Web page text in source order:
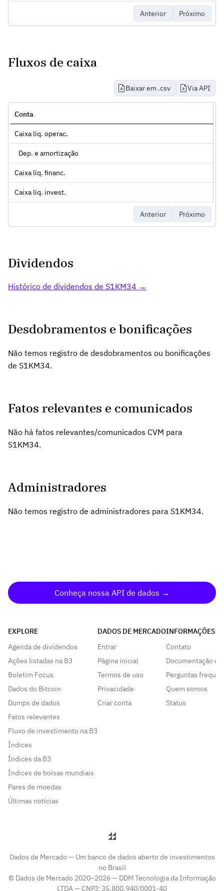
Anterior Próximo
Fluxos de caixa
Baixar em .csv Via API
Conta
Caixa líq. operac.
Dep. e amortização
Caixa líq. financ.
Caixa líq. invest.
Anterior Próximo
Dividendos
Histórico de dividendos de S1KM34 →
Desdobramentos e bonificações
Não temos registro de desdobramentos ou bonificações
de S1KM34.
Fatos relevantes e comunicados
Não há fatos relevantes/comunicados CVM para
S1KM34.
Administradores
Não temos registro de administradores para S1KM34.
Conheça nossa API de dados →
EXPLORE
Agenda de dividendos
Ações listadas na B3
Boletim Focus
Dados do Bitcoin
Dumps de dados
Fatos relevantes
Fluxo de investimento na B3
Índices
Índices da B3
Índices de bolsas mundiais
Pares de moedas
Últimas notícias
DADOS DE MERCADO
Entrar
Página inicial
Termos de uso
Privacidade
Criar conta
INFORMAÇÕES
Contato
Documentação da
Perguntas
Quem somos
Status
Dados de Mercado — Um banco de dados aberto de investimentos
no Brasil
© Dados de Mercado 2020–2026 — DDM Tecnologia da Informação
LTDA — CNPJ: 35.800.940/0001-40